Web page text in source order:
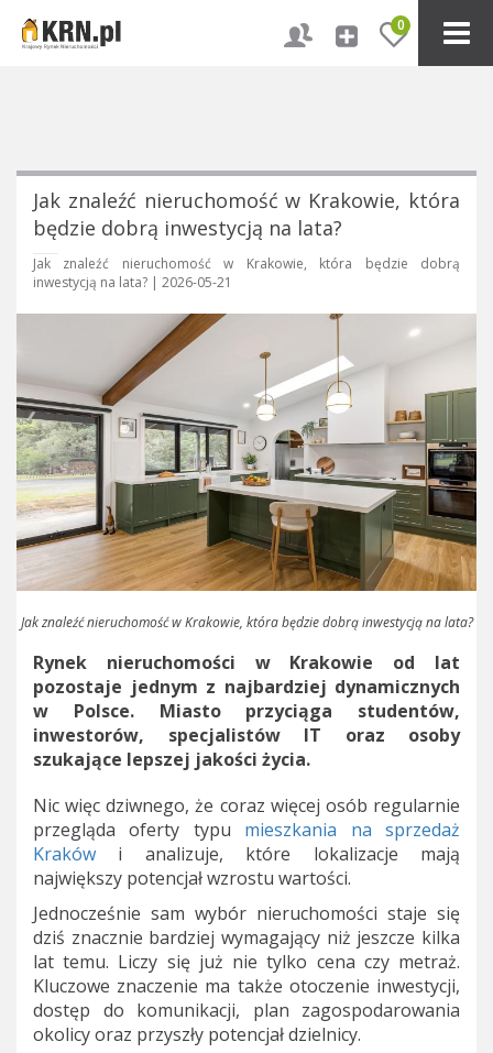
0
Jak znaleźć nieruchomość w Krakowie, która
będzie dobrą inwestycją na lata?
Jak znaleźć nieruchomość w Krakowie, która będzie dobrą
inwestycją na lata? | 2026-05-21
Jak znaleźć nieruchomość w Krakowie, która będzie dobrą inwestycją na lata?
Rynek nieruchomości w Krakowie od lat
pozostaje jednym z najbardziej dynamicznych
w Polsce. Miasto przyciąga studentów,
inwestorów, specjalistów IT oraz osoby
szukające lepszej jakości życia.
Nic więc dziwnego, że coraz więcej osób regularnie
przegląda oferty typu mieszkania na sprzedaż
Kraków i analizuje, które lokalizacje mają
największy potencjał wzrostu wartości.
Jednocześnie sam wybór nieruchomości staje się
dziś znacznie bardziej wymagający niż jeszcze kilka
lat temu. Liczy się już nie tylko cena czy metraż.
Kluczowe znaczenie ma także otoczenie inwestycji,
dostęp do komunikacji, plan zagospodarowania
okolicy oraz przyszły potencjał dzielnicy.